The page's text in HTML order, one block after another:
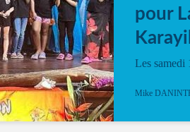
pour
Les samedi
vibrant à
spectacle
Mike